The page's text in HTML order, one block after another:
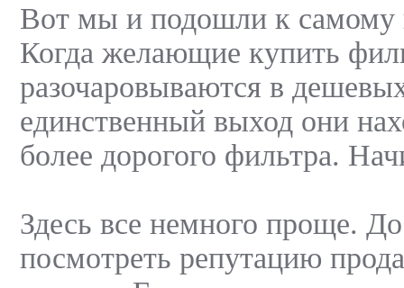
Вот мы и подошли к самому
Когда желающие купить
разочаровываются в
единственный выход они
более дорогого фильтра.
Здесь все немного проще.
посмотреть репутацию